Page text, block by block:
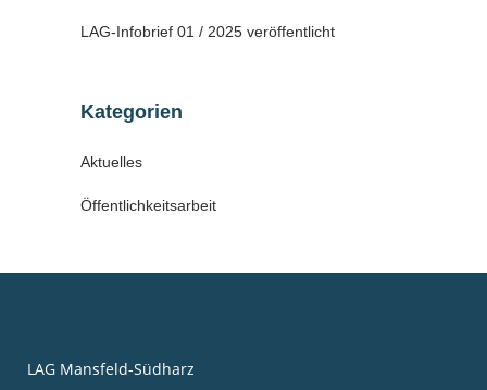
LAG-Infobrief 01 / 2025 veröffentlicht
Kategorien
Aktuelles
Öffentlichkeitsarbeit
LAG Mansfeld-Südharz